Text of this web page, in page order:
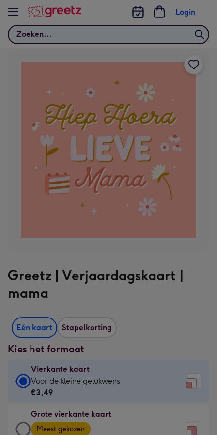
Bekijk meer
Zoeken
Login
Greetz | Verjaardagskaart |
mama
Eén kaart Stapelkorting
Kies het formaat
Vierkante kaart
Vierkante
kaart
€3,49
-
Voor de kleine gelukwens
€3,49
Grote vierkante kaart
Grote
Meest gekozen